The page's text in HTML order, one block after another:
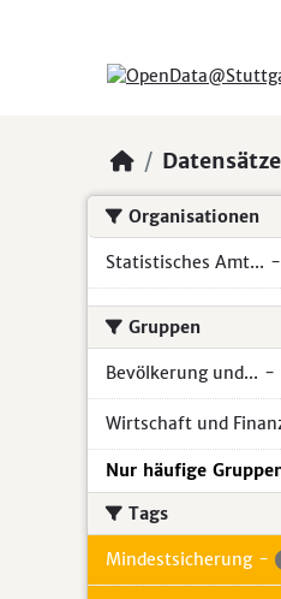
Datensätze
Organisationen
Statistisches Amt... -
Gruppen
Bevölkerung und... -
Wirtschaft und
Nur häufige
Tags
Mindestsicherung -